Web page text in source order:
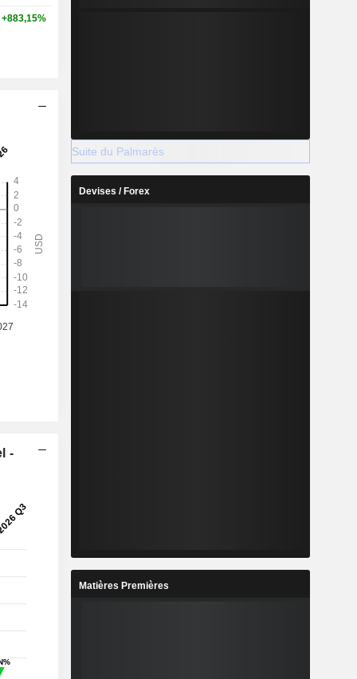
+883,15%
-
Suite du Palmarès
Devises / Forex
Matières Premières